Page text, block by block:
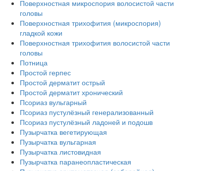
Поверхностная микроспория волосистой части
головы
Поверхностная трихофития (микроспория)
гладкой кожи
Поверхностная трихофития волосистой части
головы
Потница
Простой герпес
Простой дерматит острый
Простой дерматит хронический
Псориаз вульгарный
Псориаз пустулёзный генерализованный
Псориаз пустулёзный ладоней и подошв
Пузырчатка вегетирующая
Пузырчатка вульгарная
Пузырчатка листовидная
Пузырчатка паранеопластическая